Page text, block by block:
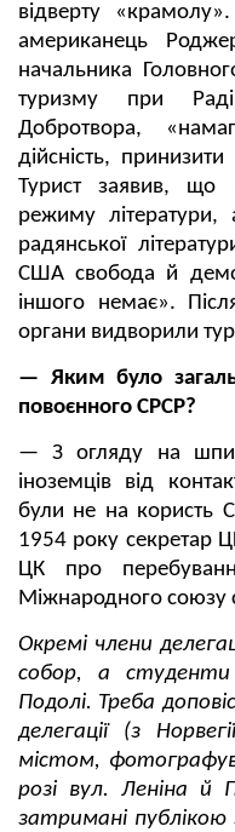
відверту
американець
начальника
туризму при Раді
Добротвора,
дійсність,
Турист заявив, що
режиму
радянської
США свобода й
іншого немає».
органи видворили
— Яким було
повоєнного СРСР?
— З огляду на
іноземців від
були не на користь
1954 року секретар
ЦК про
Міжнародного союзу
Окремі члени
собор, а
Подолі. Треба
делегації (з
містом,
розі вул. Леніна й
затримані публікою